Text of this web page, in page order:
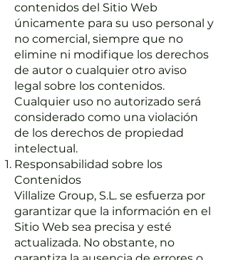
contenidos del Sitio Web
únicamente para su uso personal y
no comercial, siempre que no
elimine ni modifique los derechos
de autor o cualquier otro aviso
legal sobre los contenidos.
Cualquier uso no autorizado será
considerado como una violación
de los derechos de propiedad
intelectual.
Responsabilidad sobre los
Contenidos
Villalize Group, S.L. se esfuerza por
garantizar que la información en el
Sitio Web sea precisa y esté
actualizada. No obstante, no